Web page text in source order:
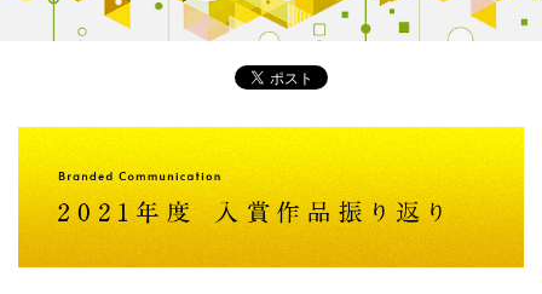
2026年審査委員紹介